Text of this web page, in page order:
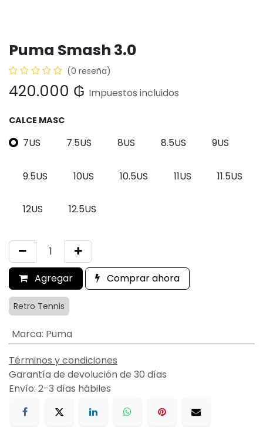
Puma Smash 3.0
(0 reseña)
420.000 ₲ Impuestos incluidos
CALCE MASC
7US 7.5US 8US 8.5US 9US
9.5US 10US 10.5US 11US 11.5US
12US 12.5US
Agregar Comprar ahora
Retro Tennis
Marca: Puma
Términos y condiciones
Garantía de devolución de 30 días
Envío: 2-3 días hábiles